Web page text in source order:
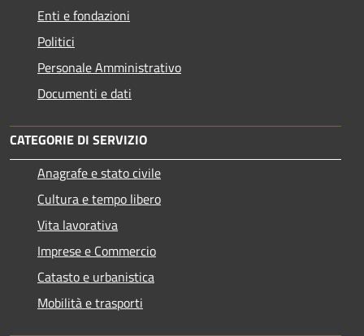
Enti e fondazioni
Politici
Personale Amministrativo
Documenti e dati
CATEGORIE DI SERVIZIO
Anagrafe e stato civile
Cultura e tempo libero
Vita lavorativa
Imprese e Commercio
Catasto e urbanistica
Mobilità e trasporti